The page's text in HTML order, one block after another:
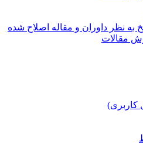
نظر داوران و مقاله اصلاح شده